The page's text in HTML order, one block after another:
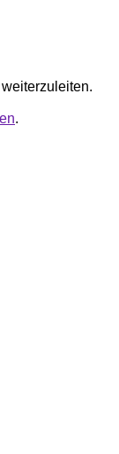
weiterzuleiten.
.